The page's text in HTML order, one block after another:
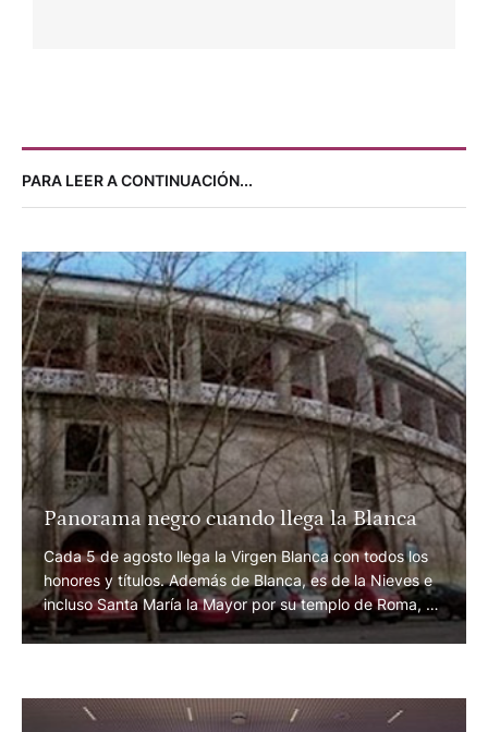
PARA LEER A CONTINUACIÓN...
Panorama negro cuando llega la Blanca
Cada 5 de agosto llega la Virgen Blanca con todos los
honores y títulos. Además de Blanca, es de la Nieves e
incluso Santa María la Mayor por su templo de Roma, el
más grande. Pero la feria de Vitoria, que lleva su